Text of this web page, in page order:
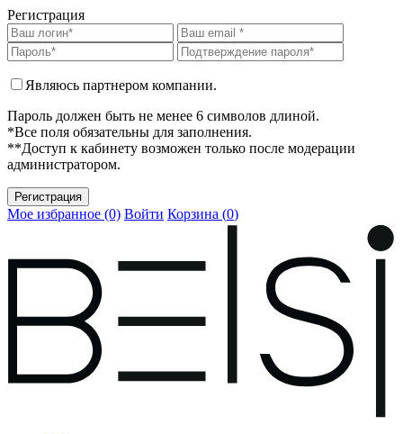
Регистрация
Являюсь партнером компании.
Пароль должен быть не менее 6 символов длиной.
*Все поля обязательны для заполнения.
**Доступ к кабинету возможен только после модерации
администратором.
Мое избранное (0) Войти Корзина (0)